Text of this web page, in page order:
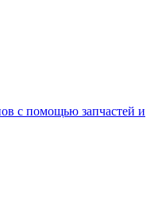
с помощью запчастей и